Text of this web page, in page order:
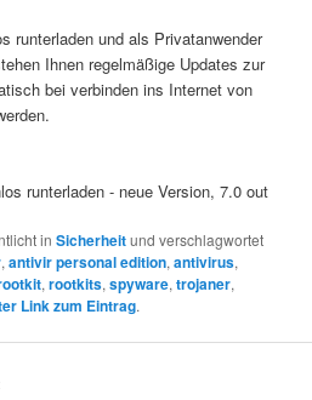
runterladen und als Privatanwender
Ihnen regelmäßige Updates zur
bei verbinden ins Internet von
runterladen - neue Version,7.0 out
inSicherheitund verschlagwortet
,antivir personal edition,antivirus,
,rootkits,spyware,trojaner,
Link zum Eintrag.